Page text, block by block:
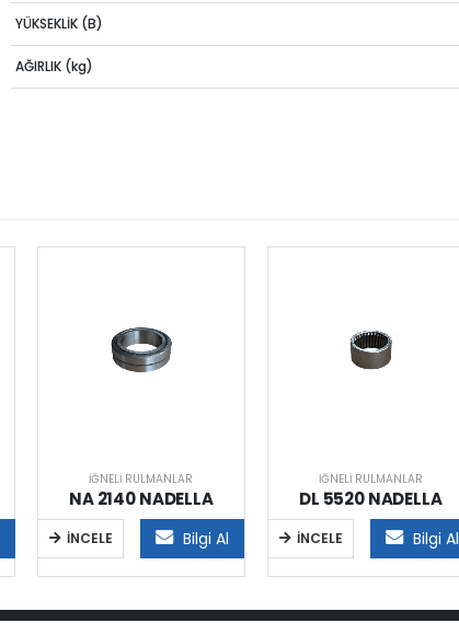
YÜKSEKLİK (B)
AĞIRLIK (kg)
İĞNELI RULMANLAR
NA 2140 NADELLA
İNCELE Bilgi Al
İĞNELI RULMANLAR
DL 5520 NADELLA
İNCELE Bilgi Al